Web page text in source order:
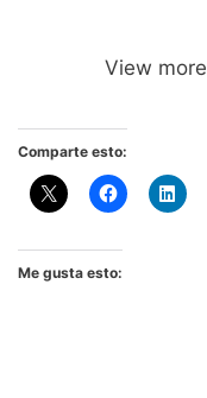
View more
Comparte esto:
Me gusta esto: